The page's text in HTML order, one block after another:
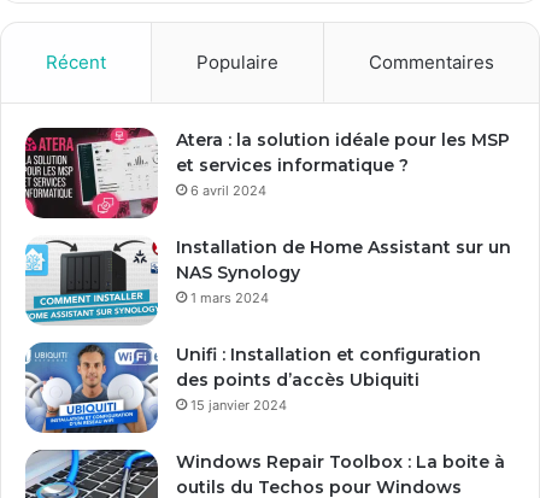
z
r
e
a
d
s
e
m
a
Récent Populaire Commentaires
Atera : la solution idéale pour les MSP
et services informatique ?
6 avril 2024
Installation de Home Assistant sur un
NAS Synology
1 mars 2024
Unifi : Installation et configuration
des points d’accès Ubiquiti
15 janvier 2024
Windows Repair Toolbox : La boite à
outils du Techos pour Windows